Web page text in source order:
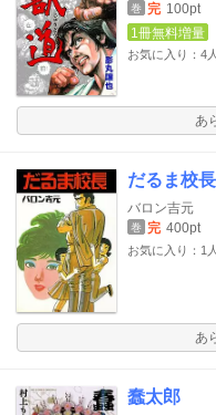
巻 完 100pt
1冊無料増量
お気に入り：4人
あ
だるま校長
バロン吉元
巻 完 400pt
お気に入り：1人
あ
蠢太郎